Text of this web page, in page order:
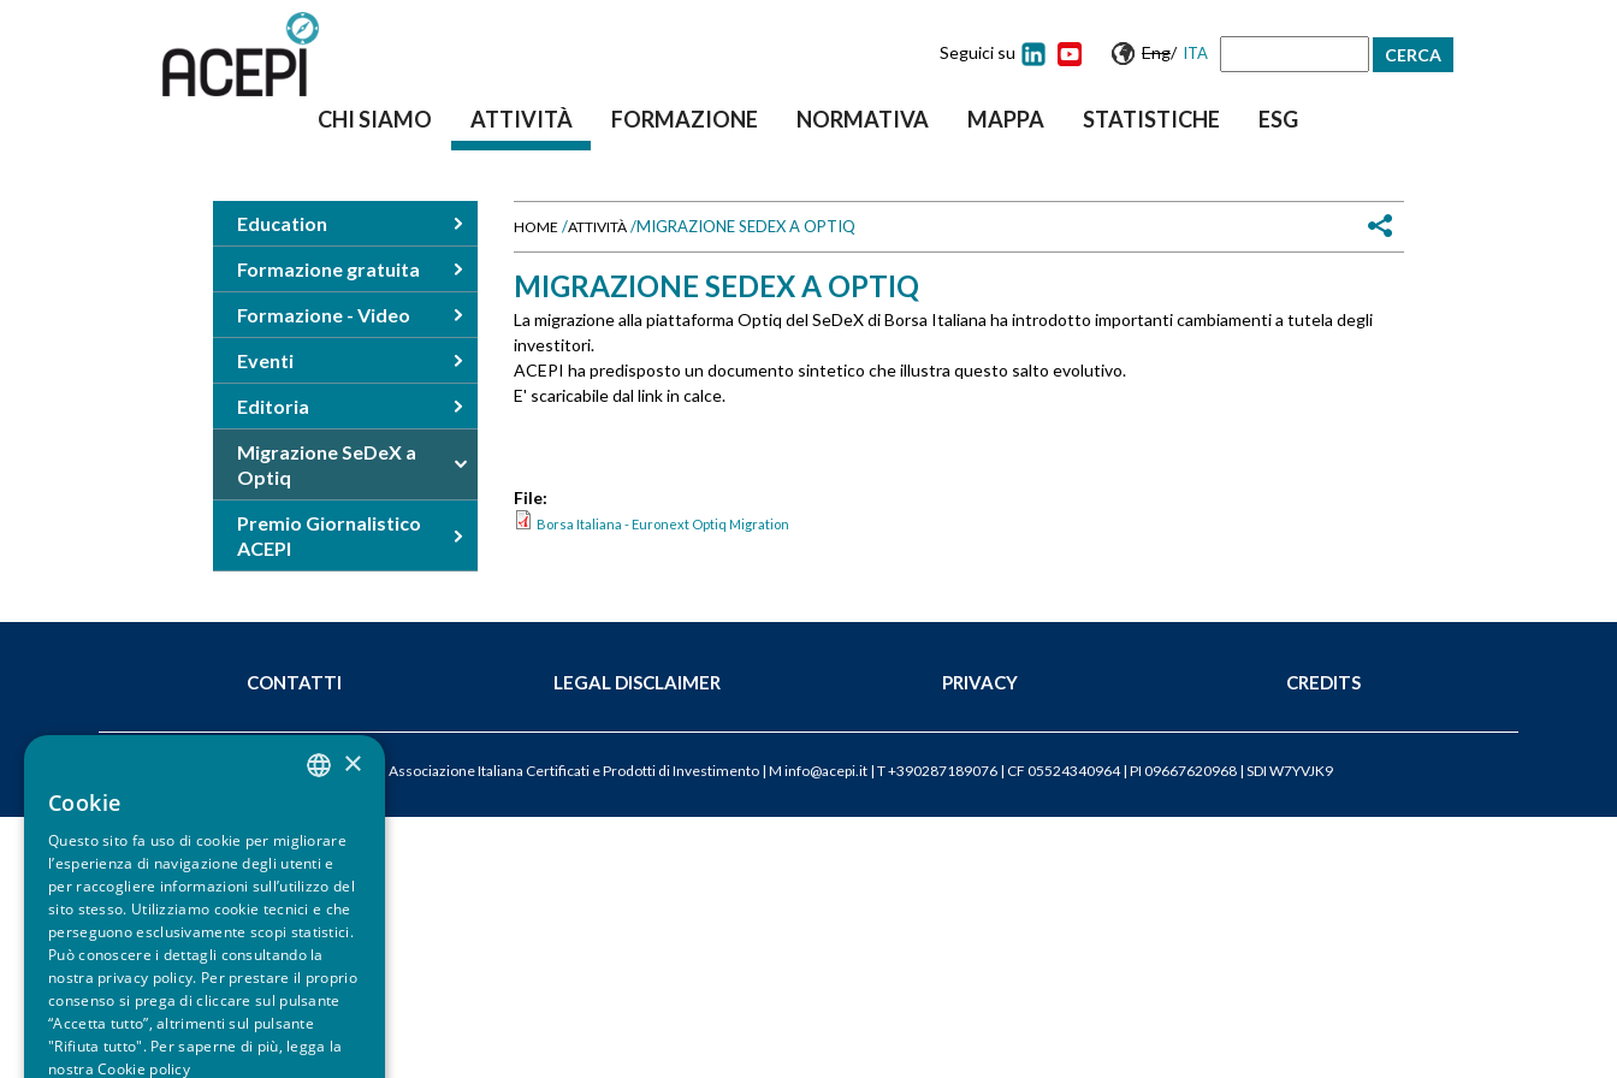
CHI SIAMO ATTIVITÀ FORMAZIONE NORMATIVA MAPPA STATISTICHE ESG
Eng/ ITA
Seguici su
u
s
q
i
HOME /ATTIVITÀ /MIGRAZIONE SEDEX A OPTIQ
MIGRAZIONE SEDEX A OPTIQ
La migrazione alla piattaforma Optiq del SeDeX di Borsa Italiana ha introdotto importanti cambiamenti a tutela degli
investitori.
ACEPI ha predisposto un documento sintetico che illustra questo salto evolutivo.
E' scaricabile dal link in calce.
File:
Borsa Italiana - Euronext Optiq Migration
Education
Formazione gratuita
Formazione - Video
Eventi
Editoria
Migrazione SeDeX a
Optiq
Premio Giornalistico
ACEPI
CONTATTI LEGAL DISCLAIMER PRIVACY CREDITS
© 2026 ACEPI – Associazione Italiana Certificati e Prodotti di Investimento | M info@acepi.it| T +390287189076 | CF 05524340964 | PI 09667620968 | SDI W7YVJK9
×
Cookie
Questo sito fa uso di cookie per migliorare
l’esperienza di navigazione degli utenti e
per raccogliere informazioni sull’utilizzo del
sito stesso. Utilizziamo cookie tecnici e che
perseguono esclusivamente scopi statistici.
Può conoscere i dettagli consultando la
nostra privacy policy. Per prestare il proprio
consenso si prega di cliccare sul pulsante
“Accetta tutto”, altrimenti sul pulsante
"Rifiuta tutto". Per saperne di più, legga la
nostra Cookie policy